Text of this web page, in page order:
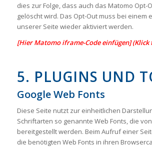
dies zur Folge, dass auch das Matomo Opt-
gelöscht wird. Das Opt-Out muss bei einem
unserer Seite wieder aktiviert werden.
[Hier Matomo iframe-Code einfügen]
5. PLUGINS UND
Google Web Fonts
Diese Seite nutzt zur einheitlichen
Schriftarten so genannte Web Fonts, die
bereitgestellt werden. Beim Aufruf einer
die benötigten Web Fonts in ihren